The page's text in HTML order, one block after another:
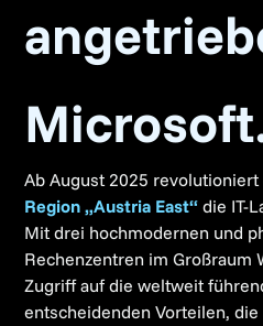
Ab August 2025 revolutioniert
Region „Austria East“ die IT-
Mit drei hochmodernen und
Rechenzentren im Großraum
Zugriff auf die weltweit
entscheidenden Vorteilen,